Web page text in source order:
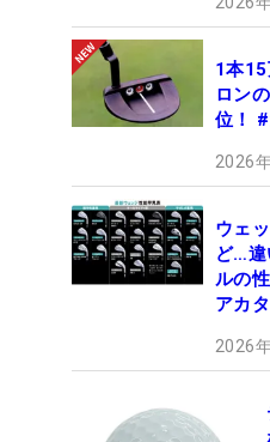
1本
ロン
位！
2026
ウェ
ど…違
ルの
アカ
2026